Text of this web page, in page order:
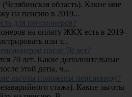
область). Какие мне
на пенсию в 2019...
для пенсионеров?
на оплату ЖКХ есть в 2019-
или з...
после 70 лет?
70 лет. Какие дополнительные
этой даты, ч...
льготы положены пенсионеру?
стажа). Какие льготы